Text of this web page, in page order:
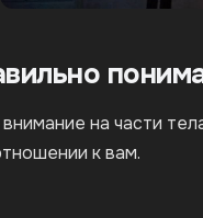
на части
к вам.